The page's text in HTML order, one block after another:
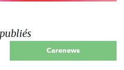
Carenews